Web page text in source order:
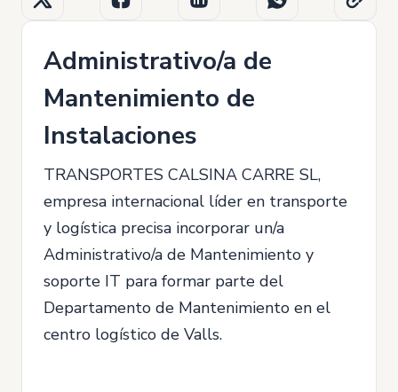
Administrativo/a de
Mantenimiento de
Instalaciones
TRANSPORTES CALSINA CARRE SL,
empresa internacional líder en transporte
y logística precisa incorporar un/a
Administrativo/a de Mantenimiento y
soporte IT para formar parte del
Departamento de Mantenimiento en el
centro logístico de Valls.